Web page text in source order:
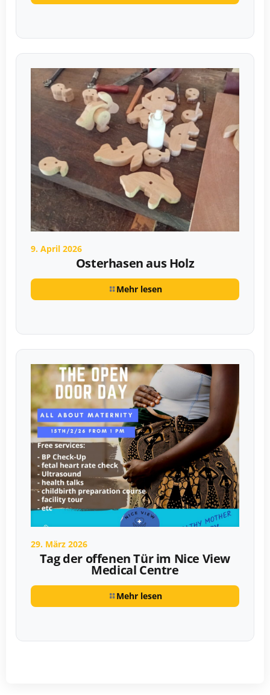
9. April 2026
Osterhasen aus Holz
Mehr lesen
29. März 2026
Tag der offenen Tür im Nice View
Medical Centre
Mehr lesen